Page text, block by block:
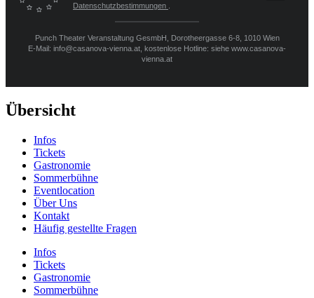
Datenschutzbestimmungen
Punch Theater Veranstaltung GesmbH, Dorotheergasse 6-8, 1010 Wien
E-Mail: info@casanova-vienna.at, kostenlose Hotline: siehe www.casanova-
vienna.at
Übersicht
Infos
Tickets
Gastronomie
Sommerbühne
Eventlocation
Über Uns
Kontakt
Häufig gestellte Fragen
Infos
Tickets
Gastronomie
Sommerbühne